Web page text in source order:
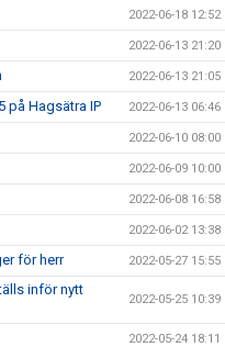
2022-06-18 12:52
2022-06-13 21:20
2022-06-13 21:05
på Hagsätra IP 2022-06-13 06:46
2022-06-10 08:00
2022-06-09 10:00
2022-06-08 16:58
2022-06-02 13:38
för herr 2022-05-27 15:55
inför nytt
2022-05-25 10:39
2022-05-24 18:11